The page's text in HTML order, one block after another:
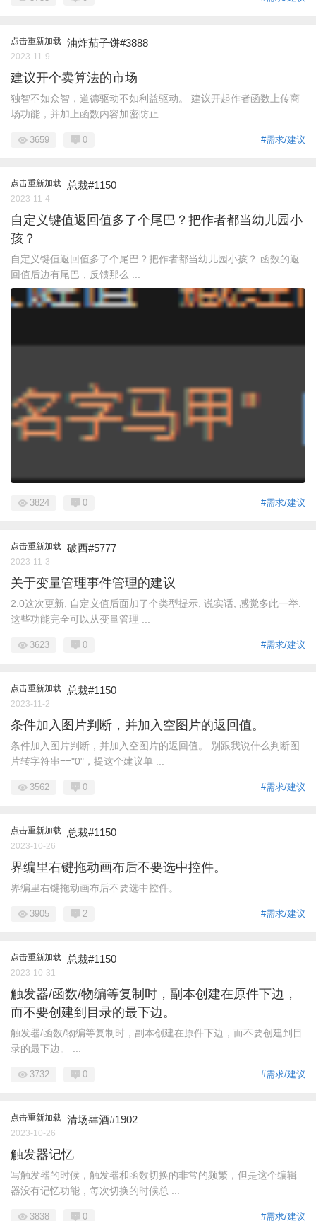
点击重新加载 油炸茄子饼#3888
2023-11-9
建议开个卖算法的市场
独智不如众智，道德驱动不如利益驱动。 建议开起作者函数上传商
场功能，并加上函数内容加密防止 ...
#需求/建议
3659 0
点击重新加载 总裁#1150
2023-11-4
自定义键值返回值多了个尾巴？把作者都当幼儿园小
孩？
自定义键值返回值多了个尾巴？把作者都当幼儿园小孩？ 函数的返
回值后边有尾巴，反馈那么 ...
#需求/建议
3824 0
点击重新加载 破西#5777
2023-11-3
关于变量管理事件管理的建议
2.0这次更新, 自定义值后面加了个类型提示, 说实话, 感觉多此一举.
这些功能完全可以从变量管理 ...
#需求/建议
3623 0
点击重新加载 总裁#1150
2023-11-2
条件加入图片判断，并加入空图片的返回值。
条件加入图片判断，并加入空图片的返回值。 别跟我说什么判断图
片转字符串=="0"，提这个建议单 ...
#需求/建议
3562 0
点击重新加载 总裁#1150
2023-10-26
界编里右键拖动画布后不要选中控件。
界编里右键拖动画布后不要选中控件。
#需求/建议
3905 2
点击重新加载 总裁#1150
2023-10-31
触发器/函数/物编等复制时，副本创建在原件下边，
而不要创建到目录的最下边。
触发器/函数/物编等复制时，副本创建在原件下边，而不要创建到目
录的最下边。 ...
#需求/建议
3732 0
点击重新加载 清场肆酒#1902
2023-10-26
触发器记忆
写触发器的时候，触发器和函数切换的非常的频繁，但是这个编辑
器没有记忆功能，每次切换的时候总 ...
#需求/建议
3838 0